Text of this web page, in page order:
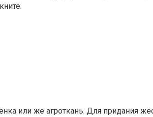
или же агроткань. Для придания